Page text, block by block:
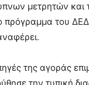
μετρητών
πρόγραμμα του
της αγοράς